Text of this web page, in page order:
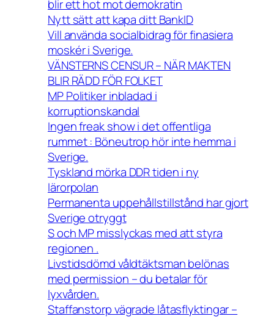
blir ett hot mot demokratin
Nytt sätt att kapa ditt BankID
Vill använda socialbidrag för finasiera
moskér i Sverige.
VÄNSTERNS CENSUR – NÄR MAKTEN
BLIR RÄDD FÖR FOLKET
MP Politiker inbladad i
korruptionskandal
Ingen freak show i det offentliga
rummet : Böneutrop hör inte hemma i
Sverige.
Tyskland mörka DDR tiden i ny
lärorpolan
Permanenta uppehållstillstånd har gjort
Sverige otryggt
S och MP misslyckas med att styra
regionen .
Livstidsdömd våldtäktsman belönas
med permission – du betalar för
lyxvården.
Staffanstorp vägrade låtasflyktingar –